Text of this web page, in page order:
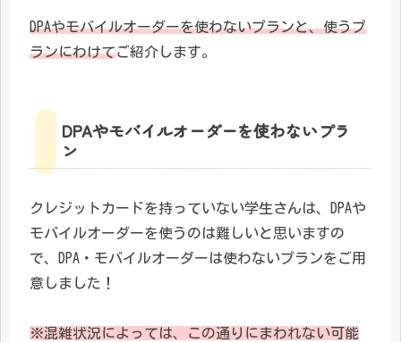
DPAやモバイルオーダーを使わないプランと、使うプ
ランにわけてご紹介します。
DPAやモバイルオーダーを使わないプラ
ン
クレジットカードを持っていない学生さんは、DPAや
モバイルオーダーを使うのは難しいと思いますの
で、DPA・モバイルオーダーは使わないプランをご用
意しました！
※混雑状況によっては、この通りにまわれない可能